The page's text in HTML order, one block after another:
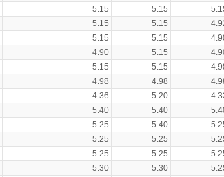
5.15 5.15
5.15 5.15
5.15 5.15
4.90 5.15
5.15 5.15
4.98 4.98
4.36 5.20
5.40 5.40
5.25 5.40
5.25 5.25
5.25 5.25
5.30 5.30